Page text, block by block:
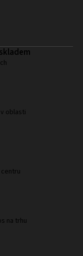
oblasti
na trhu